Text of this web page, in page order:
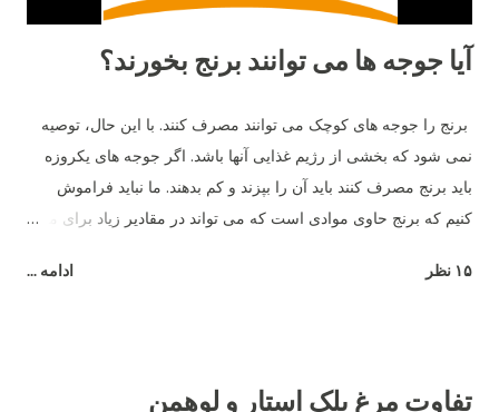
آیا جوجه ها می توانند برنج بخورند؟
برنج را جوجه های کوچک می توانند مصرف کنند. با این حال، توصیه
نمی شود که بخشی از رژیم غذایی آنها باشد. اگر جوجه های یکروزه
باید برنج مصرف کنند باید آن را بپزند و کم بدهند. ما نباید فراموش
کنیم که برنج حاوی موادی است که می تواند در مقادیر زیاد برای مرغ
۱۵ نظر ادامه ...
تفاوت مرغ بلک استار و لوهمن